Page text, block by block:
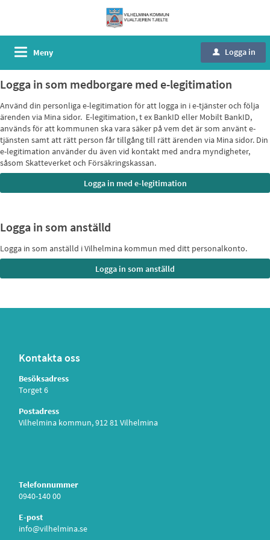
Meny u Logga in
Logga in som medborgare med e-legitimation
Använd din personliga e-legitimation för att logga in i e-tjänster och följa
ärenden via Mina sidor. E-legitimation, t ex BankID eller Mobilt BankID,
används för att kommunen ska vara säker på vem det är som använt e-
tjänsten samt att rätt person får tillgång till rätt ärenden via Mina sidor. Din
e-legitimation använder du även vid kontakt med andra myndigheter,
såsom Skatteverket och Försäkringskassan.
Logga in som anställd
Logga in som anställd i Vilhelmina kommun med ditt personalkonto.
Kontakta oss
Besöksadress
Torget 6
Postadress
Vilhelmina kommun, 912 81 Vilhelmina
Telefonnummer
0940-140 00
E-post
info@vilhelmina.se